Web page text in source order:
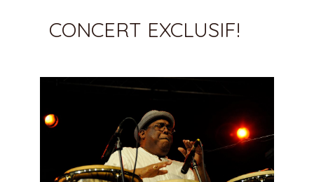
CONCERT EXCLUSIF!